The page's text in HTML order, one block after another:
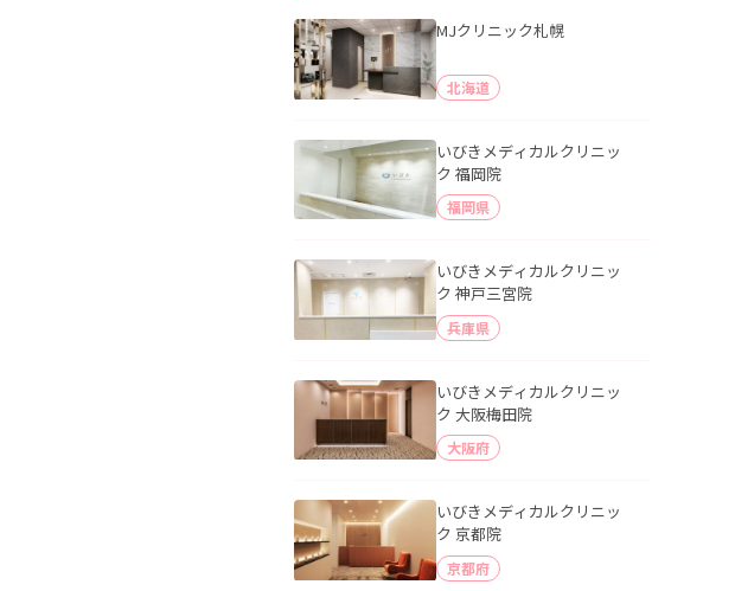
MJクリニック札幌
北海道
いびきメディカルクリニッ
ク 福岡院
福岡県
いびきメディカルクリニッ
ク 神戸三宮院
兵庫県
いびきメディカルクリニッ
ク 大阪梅田院
大阪府
いびきメディカルクリニッ
ク 京都院
京都府